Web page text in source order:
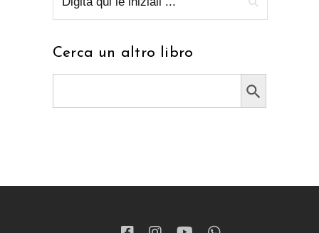
Cerca un altro libro
Search Button